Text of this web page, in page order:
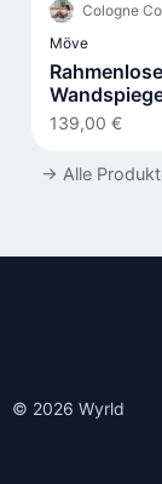
Cologne
Möve
organischer
139,00 €
→ Alle
© 2026 Wyrld